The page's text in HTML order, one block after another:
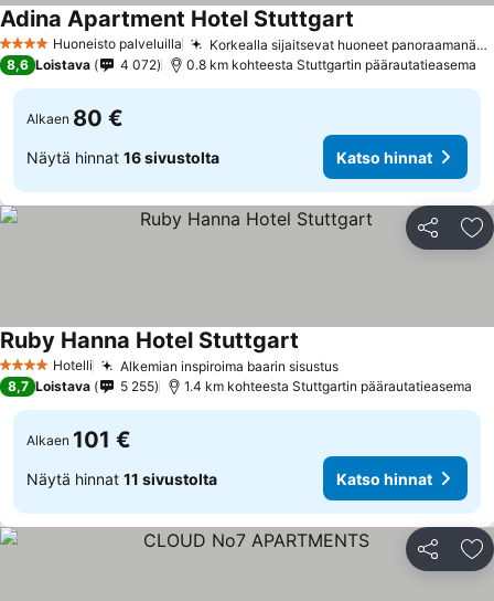
4 TähtiluokitusHuoneisto palveluilla Korkealla sijaitsevat huoneet panoraamanäkymillä
Adina Apartment Hotel Stuttgart
8,6 Loistava 4 072 0.8 km kohteesta Stuttgartin päärautatieasema
Alkaen 80 €
Näytä hinnat 16 sivustolta Katso hinnat
Jaa
4 Tähtiluokitus
Hotelli Alkemian inspiroima baarin sisustus
Ruby Hanna Hotel Stuttgart
8,7 Loistava 5 255 1.4 km kohteesta Stuttgartin päärautatieasema
Alkaen 101 €
Näytä hinnat 11 sivustolta Katso hinnat
Jaa